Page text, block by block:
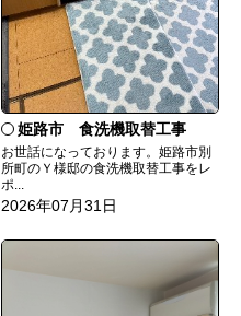
姫路市 食洗機取替工事
お世話になっております。姫路市別
所町のＹ様邸の食洗機取替工事をレ
ポ...
2026年07月31日